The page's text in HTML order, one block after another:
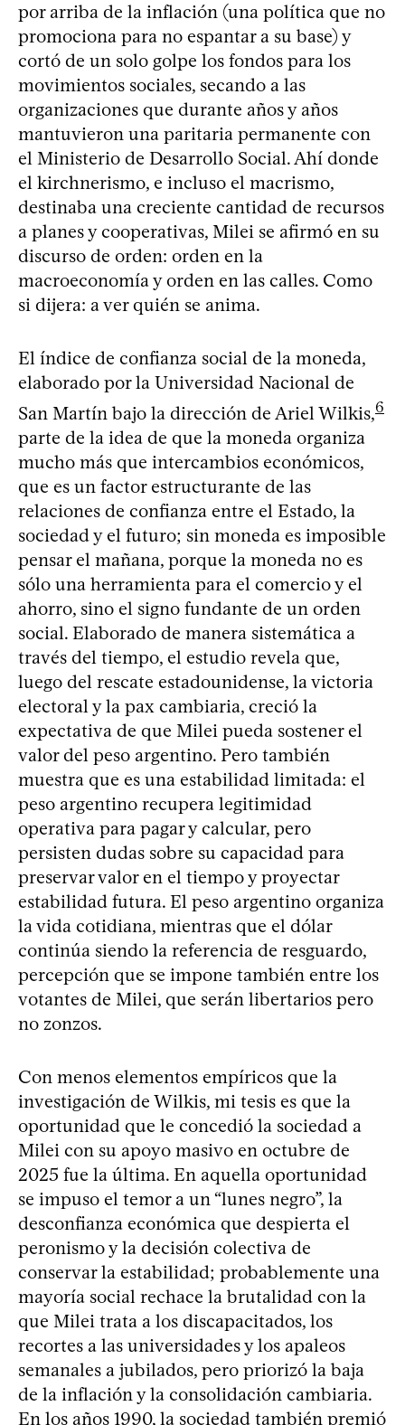
por arriba de la inflación (una política que no
promociona para no espantar a su base) y
cortó de un solo golpe los fondos para los
movimientos sociales, secando a las
organizaciones que durante años y años
mantuvieron una paritaria permanente con
el Ministerio de Desarrollo Social. Ahí donde
el kirchnerismo, e incluso el macrismo,
destinaba una creciente cantidad de recursos
a planes y cooperativas, Milei se afirmó en su
discurso de orden: orden en la
macroeconomía y orden en las calles. Como
si dijera: a ver quién se anima.
El índice de confianza social de la moneda,
elaborado por la Universidad Nacional de
San Martín bajo la dirección de Ariel Wilkis,6
parte de la idea de que la moneda organiza
mucho más que intercambios económicos,
que es un factor estructurante de las
relaciones de confianza entre el Estado, la
sociedad y el futuro; sin moneda es imposible
pensar el mañana, porque la moneda no es
sólo una herramienta para el comercio y el
ahorro, sino el signo fundante de un orden
social. Elaborado de manera sistemática a
través del tiempo, el estudio revela que,
luego del rescate estadounidense, la victoria
electoral y la pax cambiaria, creció la
expectativa de que Milei pueda sostener el
valor del peso argentino. Pero también
muestra que es una estabilidad limitada: el
peso argentino recupera legitimidad
operativa para pagar y calcular, pero
persisten dudas sobre su capacidad para
preservar valor en el tiempo y proyectar
estabilidad futura. El peso argentino organiza
la vida cotidiana, mientras que el dólar
continúa siendo la referencia de resguardo,
percepción que se impone también entre los
votantes de Milei, que serán libertarios pero
no zonzos.
Con menos elementos empíricos que la
investigación de Wilkis, mi tesis es que la
oportunidad que le concedió la sociedad a
Milei con su apoyo masivo en octubre de
2025 fue la última. En aquella oportunidad
se impuso el temor a un “lunes negro”, la
desconfianza económica que despierta el
peronismo y la decisión colectiva de
conservar la estabilidad; probablemente una
mayoría social rechace la brutalidad con la
que Milei trata a los discapacitados, los
recortes a las universidades y los apaleos
semanales a jubilados, pero priorizó la baja
de la inflación y la consolidación cambiaria.
En los años 1990, la sociedad también premió